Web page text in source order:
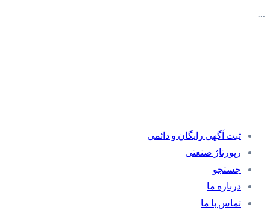
…
ثبت آگهی رایگان و دائمی
رپورتاژ صنعتی
جستجو
درباره ما
تماس با ما